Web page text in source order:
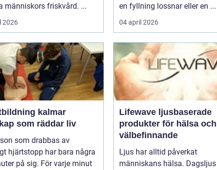
människors friskvård. ...
2026
en fyllning lossnar eller en ...
04 april 2026
kalmar
som räddar liv
som drabbas av
hjärtstopp har bara några
på sig. För varje minut
Lifewave ljusbaserade
produkter för hälsa och
välbefinnande
Ljus har alltid påverkat
människans hälsa.